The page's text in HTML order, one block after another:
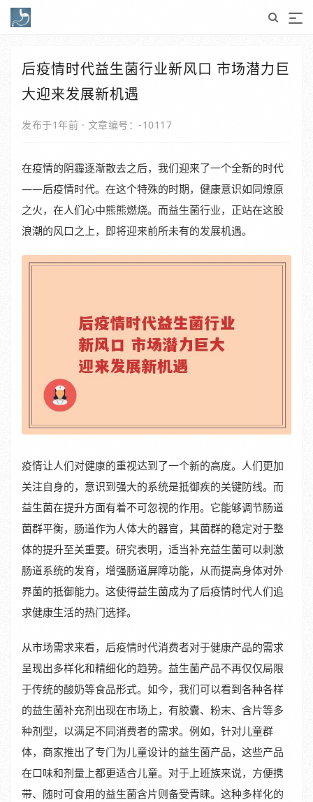
后疫情时代益生菌行业新风口 市场潜力巨
大迎来发展新机遇
发布于1年前 · 文章编号：-10117
在疫情的阴霾逐渐散去之后，我们迎来了一个全新的时代
——后疫情时代。在这个特殊的时期，健康意识如同燎原
之火，在人们心中熊熊燃烧。而益生菌行业，正站在这股
浪潮的风口之上，即将迎来前所未有的发展机遇。
疫情让人们对健康的重视达到了一个新的高度。人们更加
关注自身的，意识到强大的系统是抵御疾的关键防线。而
益生菌在提升方面有着不可忽视的作用。它能够调节肠道
菌群平衡，肠道作为人体大的器官，其菌群的稳定对于整
体的提升至关重要。研究表明，适当补充益生菌可以刺激
肠道系统的发育，增强肠道屏障功能，从而提高身体对外
界菌的抵御能力。这使得益生菌成为了后疫情时代人们追
求健康生活的热门选择。
从市场需求来看，后疫情时代消费者对于健康产品的需求
呈现出多样化和精细化的趋势。益生菌产品不再仅仅局限
于传统的酸奶等食品形式。如今，我们可以看到各种各样
的益生菌补充剂出现在市场上，有胶囊、粉末、含片等多
种剂型，以满足不同消费者的需求。例如，针对儿童群
体，商家推出了专门为儿童设计的益生菌产品，这些产品
在口味和剂量上都更适合儿童。对于上班族来说，方便携
带、随时可食用的益生菌含片则备受青睐。这种多样化的